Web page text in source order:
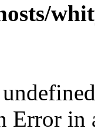
Error in